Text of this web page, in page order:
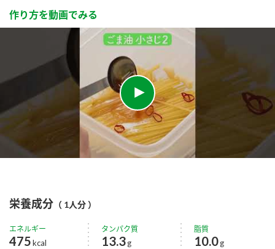
作り方を動画でみる
栄養成分 （ 1人分 ）
エネルギー
475kcal
タンパク質
13.3g
脂質
10.0 g